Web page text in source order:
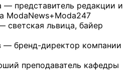
представитель редакции и
ModaNews+Moda247
львица, байер
бренд-директор компании
преподаватель кафедры